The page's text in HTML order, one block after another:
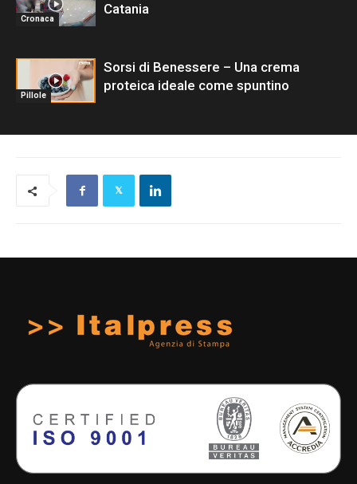
Cronaca
Catania
Pillole
Sorsi di Benessere – Una crema
proteica ideale come spuntino